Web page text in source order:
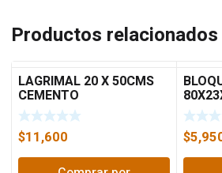
Productos relacionados
LAGRIMAL 20 X 50CMS
CEMENTO
$11,600
$